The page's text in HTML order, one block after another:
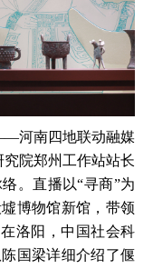
河南四地联动融媒
院郑州工作站站长
。直播以“寻商”为
博物馆新馆，带领
洛阳，中国社会科
国梁详细介绍了偃